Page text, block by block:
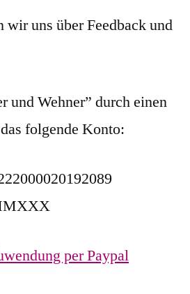
wir uns über Feedback und
und Wehner” durch einen
folgende Konto:
per Paypal